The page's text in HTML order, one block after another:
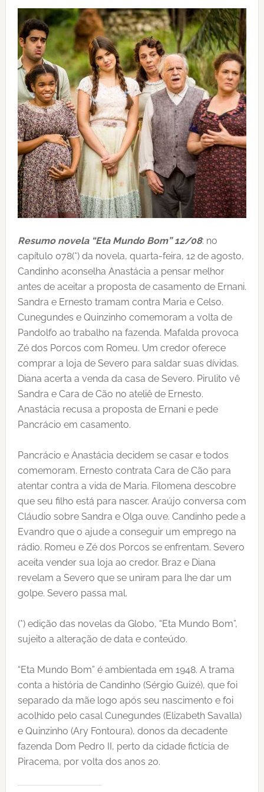
Resumo novela “Eta Mundo Bom” 12/08: no
capítulo 078(*) da novela, quarta-feira, 12 de agosto,
Candinho aconselha Anastácia a pensar melhor
antes de aceitar a proposta de casamento de Ernani.
Sandra e Ernesto tramam contra Maria e Celso.
Cunegundes e Quinzinho comemoram a volta de
Pandolfo ao trabalho na fazenda. Mafalda provoca
Zé dos Porcos com Romeu. Um credor oferece
comprar a loja de Severo para saldar suas dívidas.
Diana acerta a venda da casa de Severo. Pirulito vê
Sandra e Cara de Cão no ateliê de Ernesto.
Anastácia recusa a proposta de Ernani e pede
Pancrácio em casamento.
Pancrácio e Anastácia decidem se casar e todos
comemoram. Ernesto contrata Cara de Cão para
atentar contra a vida de Maria. Filomena descobre
que seu filho está para nascer. Araújo conversa com
Cláudio sobre Sandra e Olga ouve. Candinho pede a
Evandro que o ajude a conseguir um emprego na
rádio. Romeu e Zé dos Porcos se enfrentam. Severo
aceita vender sua loja ao credor. Braz e Diana
revelam a Severo que se uniram para lhe dar um
golpe. Severo passa mal.
(*) edição das novelas da Globo, “Eta Mundo Bom”,
sujeito a alteração de data e conteúdo.
“Eta Mundo Bom” é ambientada em 1948. A trama
conta a história de Candinho (Sérgio Guizé), que foi
separado da mãe logo após seu nascimento e foi
acolhido pelo casal Cunegundes (Elizabeth Savalla)
e Quinzinho (Ary Fontoura), donos da decadente
fazenda Dom Pedro II, perto da cidade fictícia de
Piracema, por volta dos anos 20.